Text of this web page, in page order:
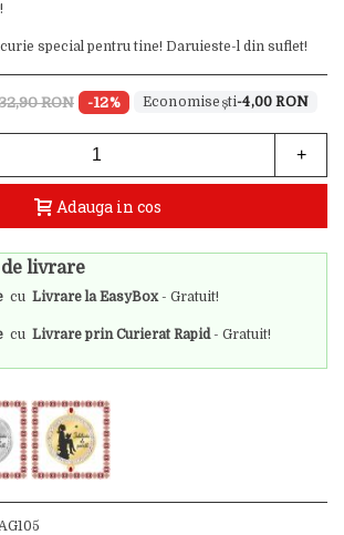
special pentru tine! Daruieste-l din suflet!
RON -12% -4,00 RON
+
Adauga in cos
livrare
cu Livrare la EasyBox - Gratuit!
cu Livrare prin Curierat Rapid - Gratuit!